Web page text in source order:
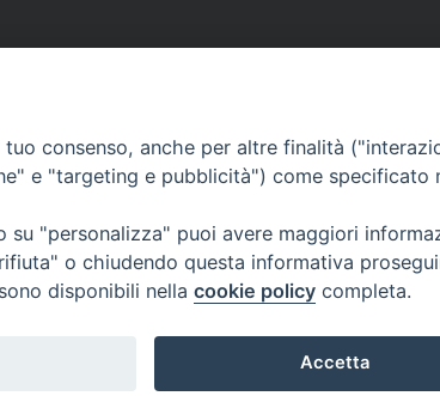
consenso, anche per altre finalità
e "targeting e pubblicità") come specificato
"personalizza" puoi avere maggiori
o chiudendo questa informativa
disponibili nella cookie policy completa.
Accetta